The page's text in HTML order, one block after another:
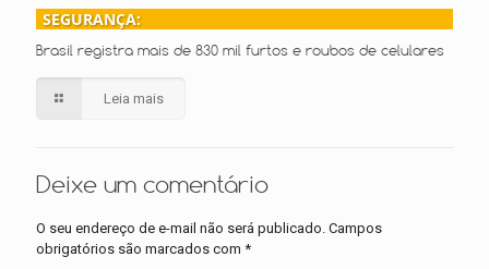
SEGURANÇA:
Brasil registra mais de 830 mil furtos e roubos de celulares
Leia mais
Deixe um comentário
O seu endereço de e-mail não será publicado. Campos
obrigatórios são marcados com *